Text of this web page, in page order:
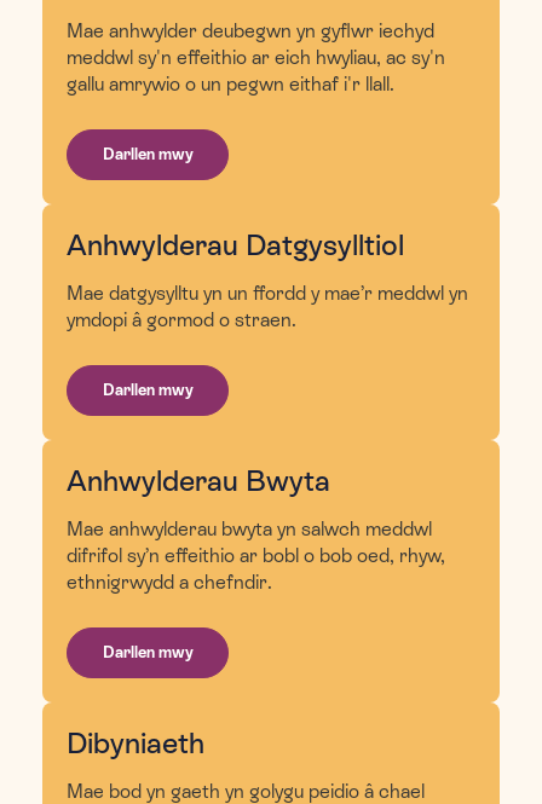
Mae anhwylder deubegwn yn gyflwr iechyd
meddwl sy'n effeithio ar eich hwyliau, ac sy'n
gallu amrywio o un pegwn eithaf i'r llall.
Darllen mwy
Anhwylderau Datgysylltiol
Mae datgysylltu yn un ffordd y mae’r meddwl yn
ymdopi â gormod o straen.
Darllen mwy
Anhwylderau Bwyta
Mae anhwylderau bwyta yn salwch meddwl
difrifol sy’n effeithio ar bobl o bob oed, rhyw,
ethnigrwydd a chefndir.
Darllen mwy
Dibyniaeth
Mae bod yn gaeth yn golygu peidio â chael